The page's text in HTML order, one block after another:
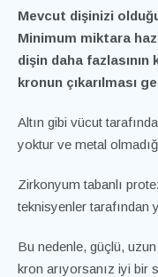
Mevcut dişinizi
Minimum miktara
dişin daha fazlasının
kronun çıkarılması
Altın gibi vücut
yoktur ve metal
Zirkonyum tabanlı
teknisyenler tarafından
Bu nedenle, güçlü,
kron arıyorsanız iyi bir